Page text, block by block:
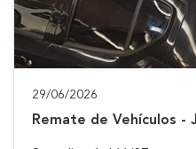
29/06/2026
Remate de Vehículos -